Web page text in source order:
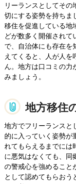
リーランスとしてそ
切にする姿勢を持ちま
移住を促進している地
どが数多く開催されて
で、自治体にも存在を
えてくると、人が人
ん。地方は口コミの力
みましょう。
地方移住
地方でフリーランスと
的に入っていく姿勢が
れてもらえるまでには
に悪気はなくても、同
の警戒心を強めること
として認めてもらおう